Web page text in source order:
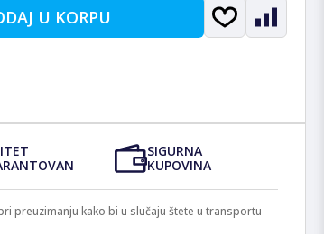
U KORPU
SIGURNA
KUPOVINA
preuzimanju kako bi u slučaju štete u transportu